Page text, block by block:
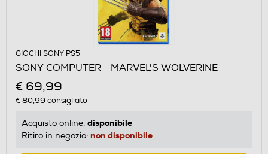
GIOCHI SONY PS5
SONY COMPUTER - MARVEL'S WOLVERINE
€ 69,99
€ 80,99 consigliato
Acquisto online: disponibile
Ritiro in negozio: non disponibile